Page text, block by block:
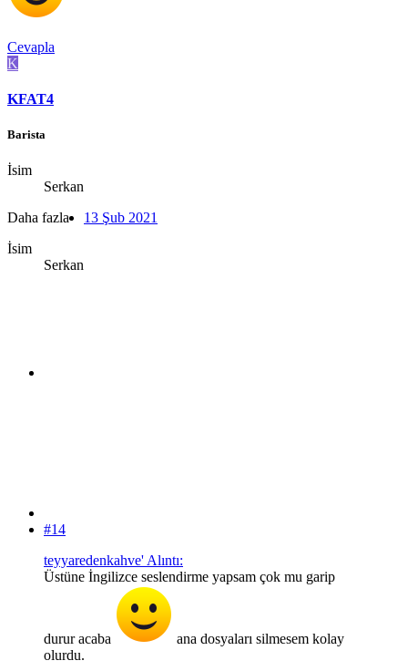
Cevapla
K
KFAT4
Barista
İsim
Serkan
Daha fazla
İsim
Serkan
13 Şub 2021
#14
teyyaredenkahve' Alıntı:
Üstüne İngilizce seslendirme yapsam çok mu garip
durur acaba
ana dosyaları silmesem kolay
olurdu.